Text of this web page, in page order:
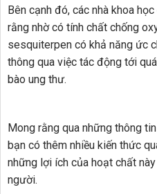
Bên cạnh đó, các nhà khoa
rằng nhờ có tính chất chống
sesquiterpen có khả năng ức
thông qua việc tác động tới
bào ung thư.
Mong rằng qua những thông
bạn có thêm nhiều kiến thức
những lợi ích của hoạt chất
người.